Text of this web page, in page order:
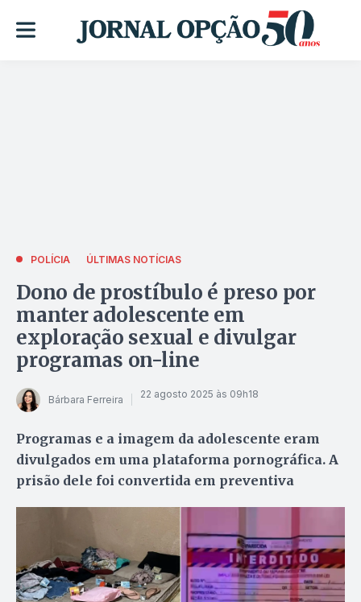
POLÍCIA ÚLTIMAS NOTÍCIAS
Dono de prostíbulo é preso por
manter adolescente em
exploração sexual e divulgar
programas on-line
Bárbara Ferreira 22 agosto 2025 às 09h18
Programas e a imagem da adolescente eram
divulgados em uma plataforma pornográfica. A
prisão dele foi convertida em preventiva